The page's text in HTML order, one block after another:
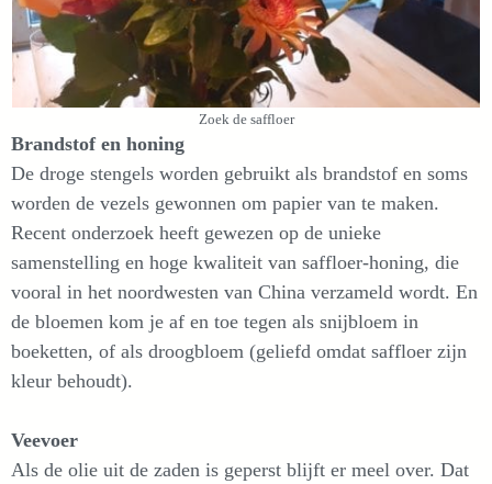
Zoek de saffloer
Brandstof en honing
De droge stengels worden gebruikt als brandstof en soms
worden de vezels gewonnen om papier van te maken.
Recent onderzoek heeft gewezen op de unieke
samenstelling en hoge kwaliteit van saffloer-honing, die
vooral in het noordwesten van China verzameld wordt. En
de bloemen kom je af en toe tegen als snijbloem in
boeketten, of als droogbloem (geliefd omdat saffloer zijn
kleur behoudt).
Veevoer
Als de olie uit de zaden is geperst blijft er meel over. Dat